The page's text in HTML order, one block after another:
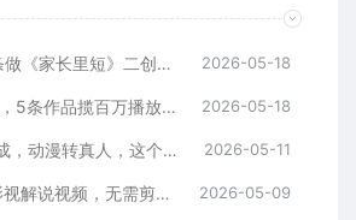
【夯爆了】在头条做《家长里短》二创小故事，这个月收益2w+ 2026-05-18
AI“暴躁老道”赛道，5条作品揽百万播放！（附变现全攻略） 2026-05-18
2026年AI一键生成，动漫转真人，这个月靠这个AI赚了2W+ 2026-05-11
最新AI一键生成影视解说视频，无需剪辑3分钟1条，条条爆款，多平台变现日入2000+ 2026-05-09